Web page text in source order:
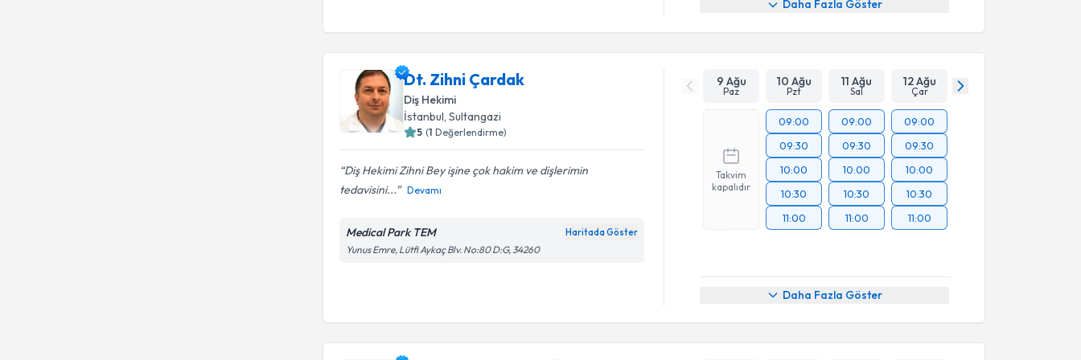
Daha Fazla Göster
Dt. Zihni Çardak
Diş Hekimi
İstanbul , Sultangazi
5 (1 Değerlendirme)
Diş Hekimi Zihni Bey işine çok hakim ve dişlerimin
tedavisini...
Devamı
Medical Park TEM Haritada Göster
Yunus Emre, Lütfi Aykaç Blv. No:80 D:G, 34260
9 Ağu
Paz
10 Ağu
Pzt
11 Ağu
Sal
12 Ağu
Çar
Takvim
kapalıdır
09:00
09:30
10:00
10:30
11:00
09:00
09:30
10:00
10:30
11:00
09:00
09:30
10:00
10:30
11:00
Daha Fazla Göster